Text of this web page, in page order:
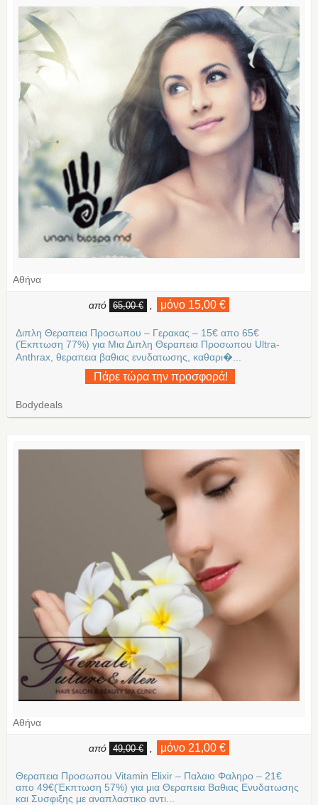
Αθήνα
από 65,00 € μόνο 15,00 €
Διπλη Θεραπεια Προσωπου – Γερακας – 15€ απο 65€
(Έκπτωση 77%) για Μια Διπλη Θεραπεια Προσωπου Ultra-
Anthrax, θεραπεια βαθιας ενυδατωσης, καθαρι�...
Πάρε τώρα την προσφορά!
Bodydeals
Αθήνα
από 49,00 € μόνο 21,00 €
Θεραπεια Προσωπου Vitamin Elixir – Παλαιο Φαληρο – 21€
απο 49€(Έκπτωση 57%) για μια Θεραπεια Βαθιας Ενυδατωσης
και Συσφιξης με αναπλαστικο αντι...